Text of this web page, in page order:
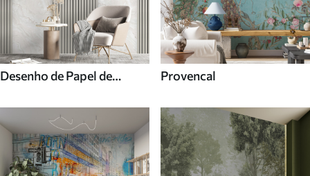
Desenho de Papel de
Provencal